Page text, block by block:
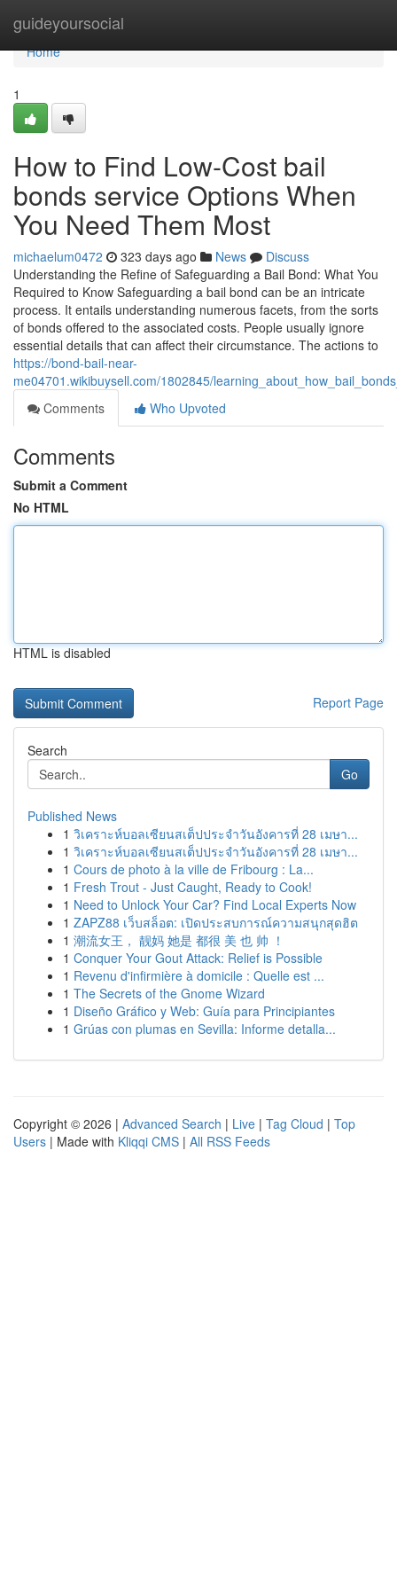
guideyoursocial
Home
Home
1
How to Find Low-Cost bail
bonds service Options When
You Need Them Most
michaelum0472 323 days ago News
Discuss
Understanding the Refine of Safeguarding a Bail Bond: What You
Required to Know Safeguarding a bail bond can be an intricate
process. It entails understanding numerous facets, from the sorts
of bonds offered to the associated costs. People usually ignore
essential details that can affect their circumstance. The actions to
https://bond-bail-near-
me04701.wikibuysell.com/1802845/
Comments
Who Upvoted
Comments
Submit a Comment
No HTML
HTML is disabled
Report Page
Search
Go
Published News
1 วิเคราะห์บอลเซียนสเต็ปประจำวันอังคารที่ 28 เมษา...
1 วิเคราะห์บอลเซียนสเต็ปประจำวันอังคารที่ 28 เมษา...
1 Cours de photo à la ville de Fribourg : La...
1 Fresh Trout - Just Caught, Ready to Cook!
1 Need to Unlock Your Car? Find Local Experts Now
1 ZAPZ88 เว็บสล็อต: เปิดประสบการณ์ความสนุกสุดฮิต
1 潮流女王， 靓妈 她是 都很 美 也 帅 ！
1 Conquer Your Gout Attack: Relief is Possible
1 Revenu d'infirmière à domicile : Quelle est ...
1 The Secrets of the Gnome Wizard
1 Diseño Gráfico y Web: Guía para Principiantes
1 Grúas con plumas en Sevilla: Informe detalla...
Copyright © 2026 | Advanced Search | Live | Tag Cloud | Top
Users | Made with Kliqqi CMS | All RSS Feeds